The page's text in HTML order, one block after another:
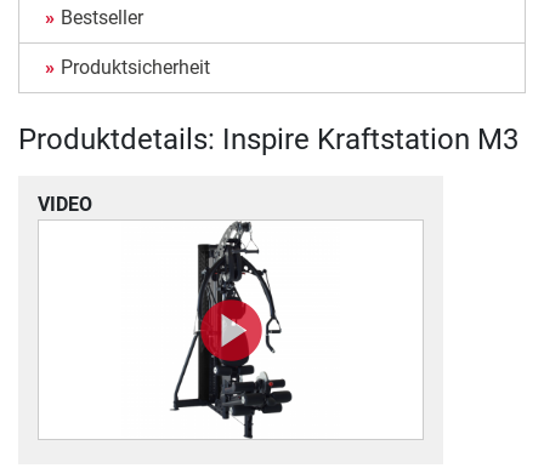
Bestseller
Produktsicherheit
Produktdetails: Inspire Kraftstation M3
VIDEO